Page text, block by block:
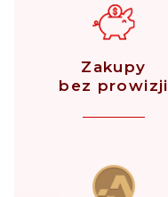
Zakupy
bez prowizji